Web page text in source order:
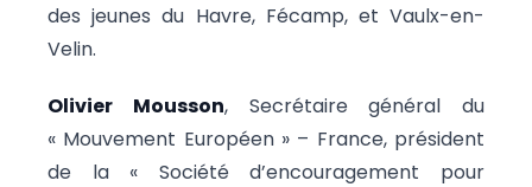
des jeunes du Havre, Fécamp, et Vaulx-en-
Velin.
Olivier Mousson, Secrétaire général du
« Mouvement Européen » – France, président
de la « Société d’encouragement pour